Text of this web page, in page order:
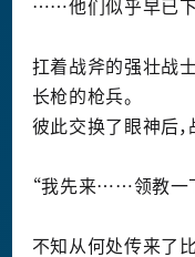
……他们似乎早已下
扛着战斧的强壮战
长枪的枪兵。
彼此交换了眼神后，
“我先来……领教一
不知从何处传来了